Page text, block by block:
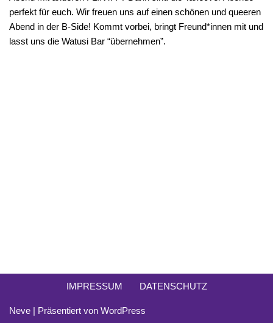
perfekt für euch. Wir freuen uns auf einen schönen und queeren
Abend in der B-Side! Kommt vorbei, bringt Freund*innen mit und
lasst uns die Watusi Bar “übernehmen”.
IMPRESSUM DATENSCHUTZ
Neve | Präsentiert von WordPress